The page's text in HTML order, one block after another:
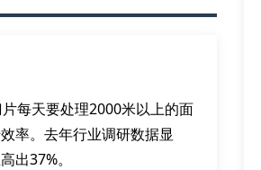
每天要处理2000米以上的面
率。去年行业调研数据显
出37%。